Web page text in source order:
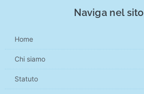
Naviga nel sito
Home
Chi siamo
Statuto